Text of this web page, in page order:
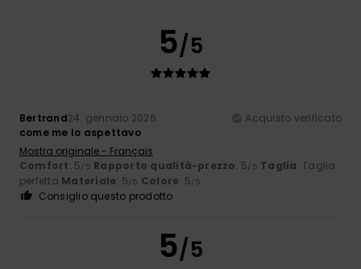
5/5
Bertrand24. gennaio 2026
Acquisto verificato
come me lo aspettavo
Mostra originale - Français
Comfort: 5/5 Rapporto qualità-prezzo: 5/5 Taglia: Taglia
perfetta Materiale: 5/5 Colore: 5/5
Consiglio questo prodotto
5/5